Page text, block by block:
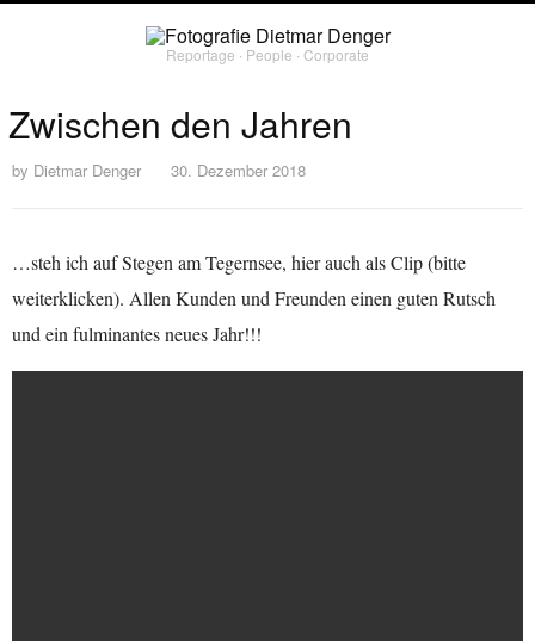
Reportage ∙ People ∙ Corporate
Zwischen den Jahren
by Dietmar Denger 30. Dezember 2018
…steh ich auf Stegen am Tegernsee, hier auch als Clip (bitte
weiterklicken). Allen Kunden und Freunden einen guten Rutsch
und ein fulminantes neues Jahr!!!